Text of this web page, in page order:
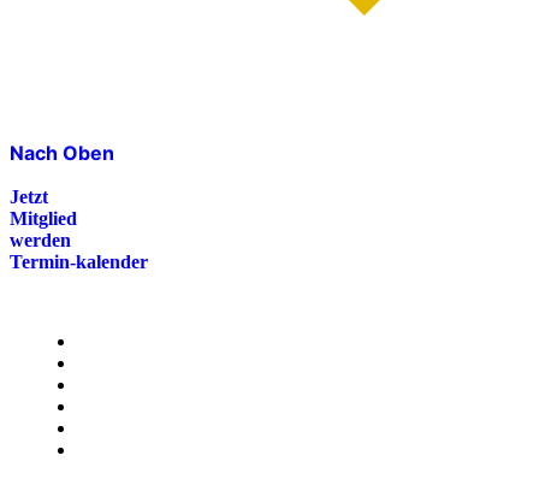
Nach Oben
Jetzt
Mitglied
werden
Termin-kalender
Menü